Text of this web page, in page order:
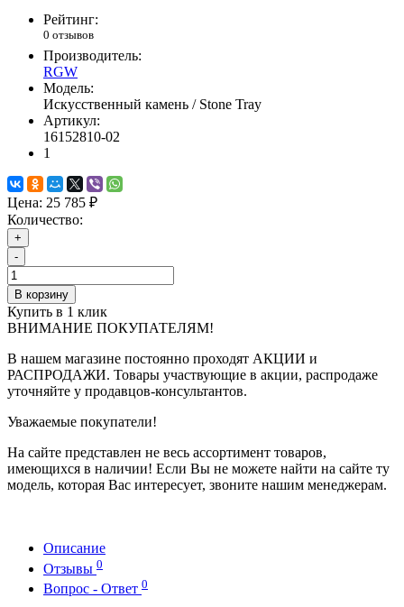
Рейтинг:
0 отзывов
Производитель:
RGW
Модель:
Искусственный камень / Stone Tray
Артикул:
16152810-02
1
Цена: 25 785 ₽
Количество:
+
-
В корзину
Купить в 1 клик
ВНИМАНИЕ ПОКУПАТЕЛЯМ!
В нашем магазине постоянно проходят АКЦИИ и
РАСПРОДАЖИ. Товары участвующие в акции, распродаже
уточняйте у продавцов-консультантов.
Уважаемые покупатели!
На сайте представлен не весь ассортимент товаров,
имеющихся в наличии! Если Вы не можете найти на сайте ту
модель, которая Вас интересует, звоните нашим менеджерам.
Описание
Отзывы 0
Вопрос - Ответ 0